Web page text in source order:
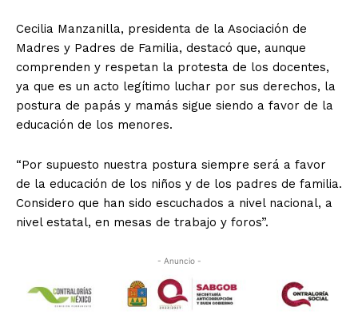
Cecilia Manzanilla, presidenta de la Asociación de
Madres y Padres de Familia, destacó que, aunque
comprenden y respetan la protesta de los docentes,
ya que es un acto legítimo luchar por sus derechos, la
postura de papás y mamás sigue siendo a favor de la
educación de los menores.
“Por supuesto nuestra postura siempre será a favor
de la educación de los niños y de los padres de familia.
Considero que han sido escuchados a nivel nacional, a
nivel estatal, en mesas de trabajo y foros”.
- Anuncio -